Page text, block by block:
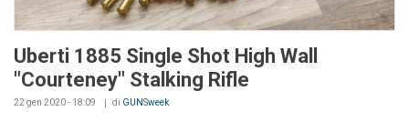
Uberti 1885 Single Shot High Wall
"Courteney" Stalking Rifle
22 gen 2020 - 18:09 di GUNSweek